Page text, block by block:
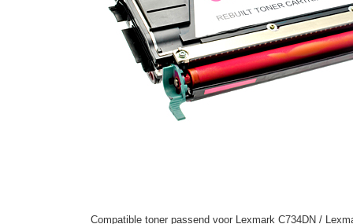
Compatible toner passend voor Lexmark C734DN /